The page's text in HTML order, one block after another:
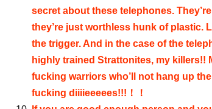
secret about these telephones.
they’re just worthless hunk of plastic.
the trigger. And in the case of the
highly trained Strattonites, my killers!!
fucking warriors who’ll not hang up
fucking diiiieeeees!!!！！